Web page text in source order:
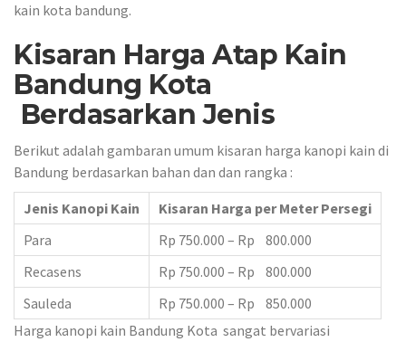
kain kota bandung.
Kisaran Harga Atap Kain
Bandung Kota
Berdasarkan Jenis
Berikut adalah gambaran umum kisaran harga kanopi kain di
Bandung berdasarkan bahan dan dan rangka :
Jenis Kanopi Kain
Kisaran Harga per Meter Persegi
Para
Rp 750.000 – Rp 800.000
Recasens
Rp 750.000 – Rp 800.000
Sauleda
Rp 750.000 – Rp 850.000
Harga kanopi kain Bandung Kota sangat bervariasi